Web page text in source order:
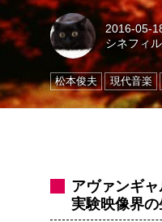
2016-05-
シネフィ
松本俊夫 現代音楽
アヴァンギャ
実験映像界